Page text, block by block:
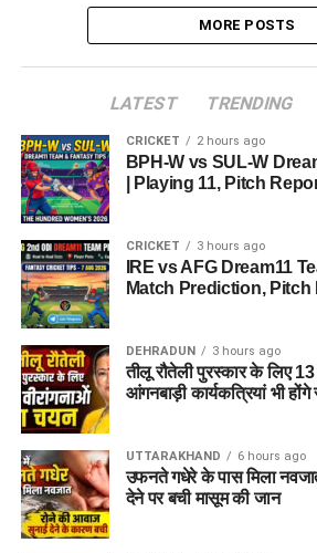
MORE POSTS
LATEST TRENDING
CRICKET 2 hours ago
BPH-W vs SUL-W
| Playing 11, Pitch
CRICKET 3 hours ago
IRE vs AFG Dream11
Match Prediction,
DEHRADUN 3 hours ago
तीलू रौतेली पुरस्कार के लिए
आंगनबाड़ी कार्यकत्रियां भी होंगे
UTTARAKHAND 6 hours ago
उफनते गधेरे के पास मिला
देने पर बची मासूम की जान